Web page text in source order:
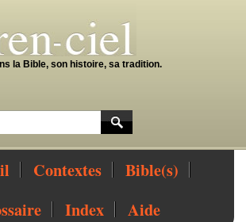
la Bible, son histoire, sa tradition.
Contextes
Bible(s)
Index Aide